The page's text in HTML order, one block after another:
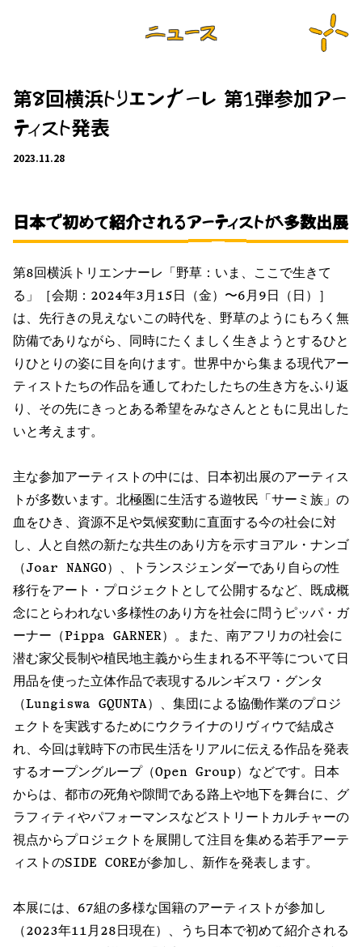
ニュース
第8回横浜トリエンナーレ 第1弾参加アー
ティスト発表
2023.11.28
日本で初めて紹介されるアーティストが多数出展
第8回横浜トリエンナーレ「野草：いま、ここで生きて
る」［会期：2024年3月15日（金）〜6月9日（日）］
は、先行きの見えないこの時代を、野草のようにもろく無
防備でありながら、同時にたくましく生きようとするひと
りひとりの姿に目を向けます。世界中から集まる現代アー
ティストたちの作品を通してわたしたちの生き方をふり返
り、その先にきっとある希望をみなさんとともに見出した
いと考えます。
主な参加アーティストの中には、日本初出展のアーティス
トが多数います。北極圏に生活する遊牧民「サーミ族」の
血をひき、資源不足や気候変動に直面する今の社会に対
し、人と自然の新たな共生のあり方を示すヨアル・ナンゴ
（Joar NANGO）、トランスジェンダーであり自らの性
移行をアート・プロジェクトとして公開するなど、既成概
念にとらわれない多様性のあり方を社会に問うピッパ・ガ
ーナー（Pippa GARNER）。また、南アフリカの社会に
潜む家父長制や植民地主義から生まれる不平等について日
用品を使った立体作品で表現するルンギスワ・グンタ
（Lungiswa GQUNTA）、集団による協働作業のプロジ
ェクトを実践するためにウクライナのリヴィウで結成さ
れ、今回は戦時下の市民生活をリアルに伝える作品を発表
するオープングループ（Open Group）などです。日本
からは、都市の死角や隙間である路上や地下を舞台に、グ
ラフィティやパフォーマンスなどストリートカルチャーの
視点からプロジェクトを展開して注目を集める若手アーテ
ィストのSIDE COREが参加し、新作を発表します。
本展には、67組の多様な国籍のアーティストが参加し
（2023年11月28日現在）、うち日本で初めて紹介される